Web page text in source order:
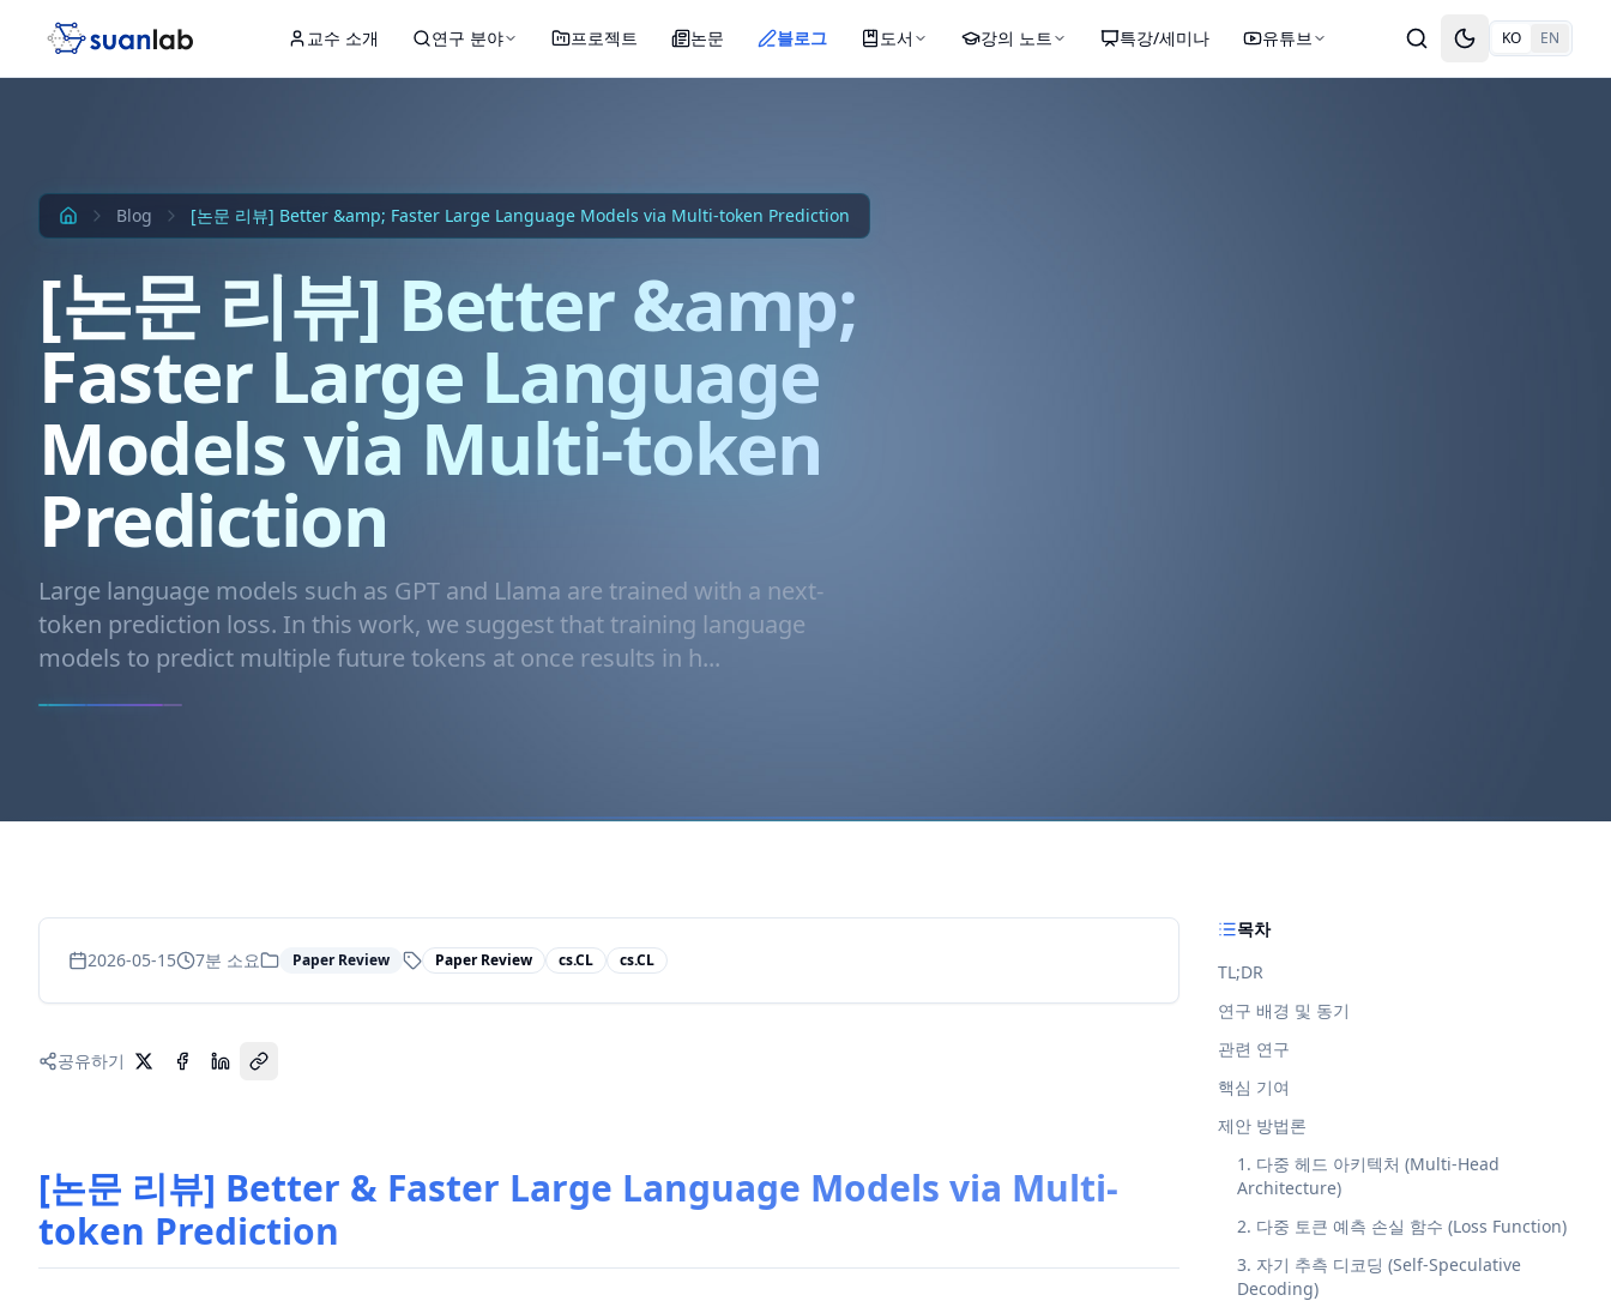
교수 소개 연구 분야 프로젝트 논문 블로그 도서 강의 노트 특강/세미나 유튜브 Toggle theme
KO EN
Blog [논문 리뷰] Better &amp; Faster Large Language Models via Multi-token Prediction
[논문 리뷰] Better &amp;
Faster Large Language
Models via Multi-token
Prediction
Large language models such as GPT and Llama are trained with a next-
token prediction loss. In this work, we suggest that training language
models to predict multiple future tokens at once results in h...
2026-05-15 7분 소요 Paper Review Paper Review cs.CL cs.CL
공유하기
[논문 리뷰] Better & Faster Large Language Models via Multi-
token Prediction
목차
TL;DR
연구 배경 및 동기
관련 연구
핵심 기여
제안 방법론
1. 다중 헤드 아키텍처 (Multi-Head
Architecture)
2. 다중 토큰 예측 손실 함수 (Loss Function)
3. 자기 추측 디코딩 (Self-Speculative
Decoding)